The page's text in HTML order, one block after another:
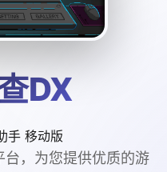
DX
手 移动版
，为您提供优质的游